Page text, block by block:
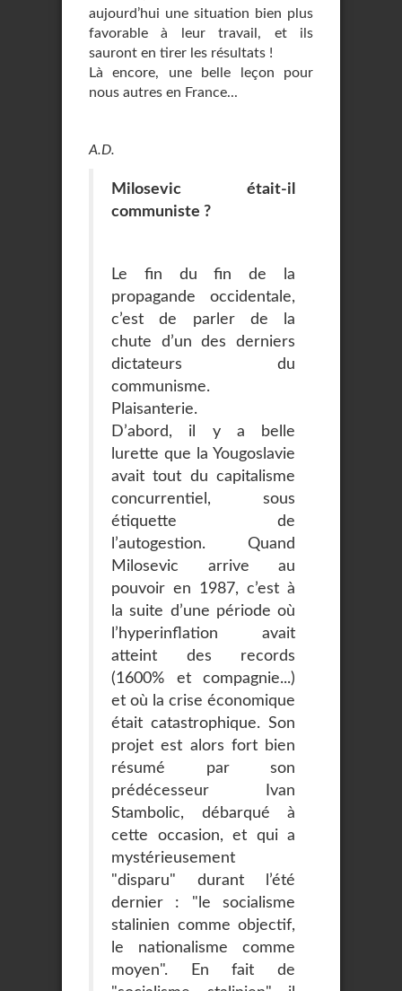
aujourd’hui une situation bien plus
favorable à leur travail, et ils
sauront en tirer les résultats !
Là encore, une belle leçon pour
nous autres en France...
A.D.
Milosevic était-il
communiste ?
Le fin du fin de la
propagande occidentale,
c’est de parler de la
chute d’un des derniers
dictateurs du
communisme.
Plaisanterie.
D’abord, il y a belle
lurette que la Yougoslavie
avait tout du capitalisme
concurrentiel, sous
étiquette de
l’autogestion. Quand
Milosevic arrive au
pouvoir en 1987, c’est à
la suite d’une période où
l’hyperinflation avait
atteint des records
(1600% et compagnie...)
et où la crise économique
était catastrophique. Son
projet est alors fort bien
résumé par son
prédécesseur Ivan
Stambolic, débarqué à
cette occasion, et qui a
mystérieusement
"disparu" durant l’été
dernier : "le socialisme
stalinien comme objectif,
le nationalisme comme
moyen". En fait de